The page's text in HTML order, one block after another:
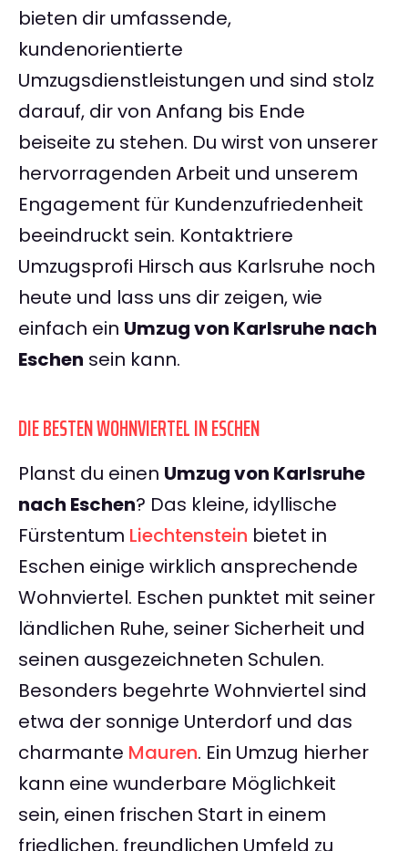
bieten dir umfassende,
kundenorientierte
Umzugsdienstleistungen und sind stolz
darauf, dir von Anfang bis Ende
beiseite zu stehen. Du wirst von unserer
hervorragenden Arbeit und unserem
Engagement für Kundenzufriedenheit
beeindruckt sein. Kontaktriere
Umzugsprofi Hirsch aus Karlsruhe noch
heute und lass uns dir zeigen, wie
einfach ein Umzug von Karlsruhe nach
Eschen sein kann.
DIE BESTEN WOHNVIERTEL IN ESCHEN
Planst du einen Umzug von Karlsruhe
nach Eschen? Das kleine, idyllische
Fürstentum Liechtenstein bietet in
Eschen einige wirklich ansprechende
Wohnviertel. Eschen punktet mit seiner
ländlichen Ruhe, seiner Sicherheit und
seinen ausgezeichneten Schulen.
Besonders begehrte Wohnviertel sind
etwa der sonnige Unterdorf und das
charmante Mauren. Ein Umzug hierher
kann eine wunderbare Möglichkeit
sein, einen frischen Start in einem